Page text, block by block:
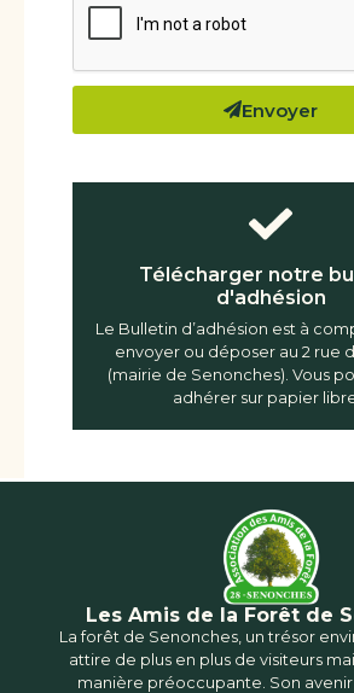
Envoyer
Télécharger notre
d'adhésion
Le Bulletin d’adhésion est à
envoyer ou déposer au 2 rue
(mairie de Senonches). Vous
adhérer sur papier
Les Amis de la Forêt de
La forêt de Senonches, un trésor
attire de plus en plus de visiteurs
manière préoccupante. Son